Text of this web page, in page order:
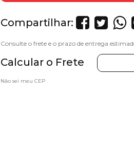
Compartilhar:
Calcular o Frete
Não sei meu CEP